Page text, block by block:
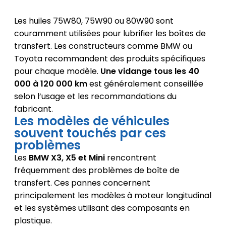
Les huiles 75W80, 75W90 ou 80W90 sont
couramment utilisées pour lubrifier les boîtes de
transfert. Les constructeurs comme BMW ou
Toyota recommandent des produits spécifiques
pour chaque modèle. Une vidange tous les 40
000 à 120 000 kmest généralement conseillée
selon l’usage et les recommandations du
fabricant.
Les modèles de véhicules
souvent touchés par ces
problèmes
Les BMW X3, X5 et Minirencontrent
fréquemment des problèmes de boîte de
transfert. Ces pannes concernent
principalement les modèles à moteur longitudinal
et les systèmes utilisant des composants en
plastique.